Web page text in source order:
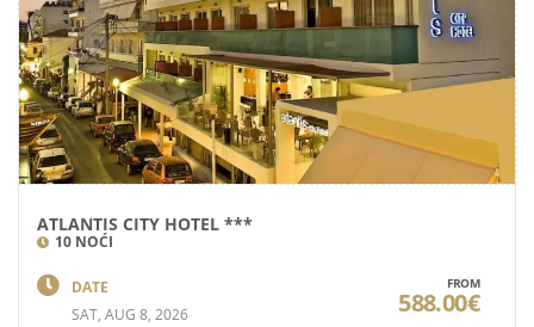
ATLANTIS CITY HOTEL ***
10 NOĆI
DATE
SAT, AUG 8, 2026
FROM
588.00€